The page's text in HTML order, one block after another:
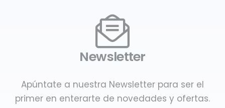
Newsletter
Apúntate a nuestra Newsletter para ser el
primer en enterarte de novedades y ofertas.